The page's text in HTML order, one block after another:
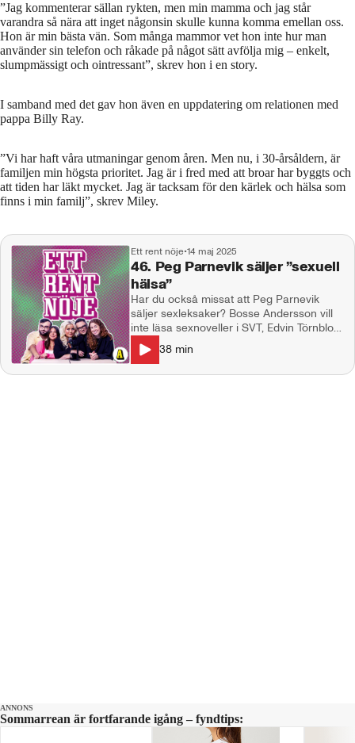
”Jag kommenterar sällan rykten, men min mamma och jag står
varandra så nära att inget någonsin skulle kunna komma emellan oss.
Hon är min bästa vän. Som många mammor vet hon inte hur man
använder sin telefon och råkade på något sätt avfölja mig – enkelt,
slumpmässigt och ointressant”, skrev hon i en story.
I samband med det gav hon även en uppdatering om relationen med
pappa Billy Ray.
”Vi har haft våra utmaningar genom åren. Men nu, i 30-årsåldern, är
familjen min högsta prioritet. Jag är i fred med att broar har byggts och
att tiden har läkt mycket. Jag är tacksam för den kärlek och hälsa som
finns i min familj”, skrev Miley.
Ett rent nöje•14 maj 2025
46. Peg Parnevik säljer ”sexuell
hälsa”
Har du också missat att Peg Parnevik
säljer sexleksaker? Bosse Andersson vill
inte läsa sexnoveller i SVT, Edvin Törnblom
får en minst sagt intim gåva i TV och Anne
Hathaway går knappt att känna igen efter
ryktade skönhetsoperationer. I studion:
38 min
ANNONS
Sommarrean är fortfarande igång – fyndtips: